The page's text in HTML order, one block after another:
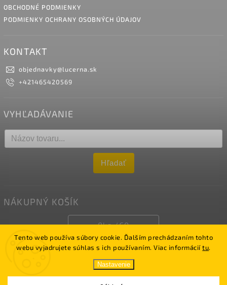
Tento web používa súbory cookie. Ďalším prechádzaním tohto
webu vyjadrujete súhlas s ich používaním. Viac informáciítu.
Nastavenie
OBCHODNÉ PODMIENKY
PODMIENKY OCHRANY OSOBNÝCH ÚDAJOV
KONTAKT
objednavky@lucerna.sk
+421465420569
VYHĽADÁVANIE
Hľadať
NÁKUPNÝ KOŠÍK
0ks /€0
LUCERNA. Všetky práva vyhradené.
Shoptet| Upravil Jakub Sásik